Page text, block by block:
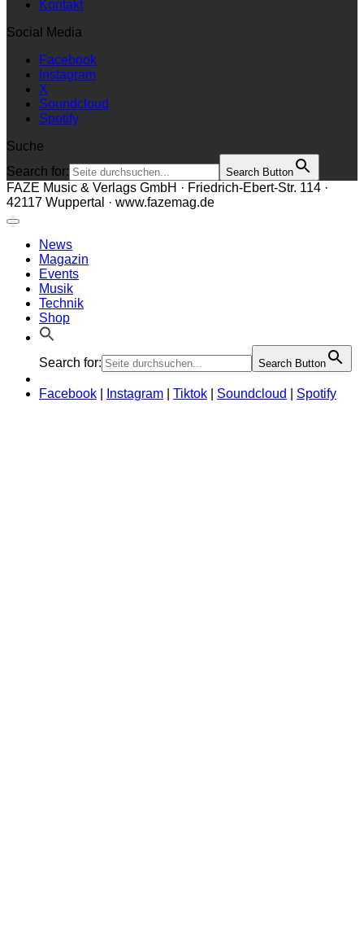
Kontakt
Social Media
Facebook
Instagram
X
Soundcloud
Spotify
Suche
Search for:
Search Button
FAZE Music & Verlags GmbH · Friedrich-Ebert-Str. 114 ·
42117 Wuppertal · www.fazemag.de
News
Magazin
Events
Musik
Technik
Shop
Search for: Search Button
Facebook Instagram Tiktok Soundcloud Spotify